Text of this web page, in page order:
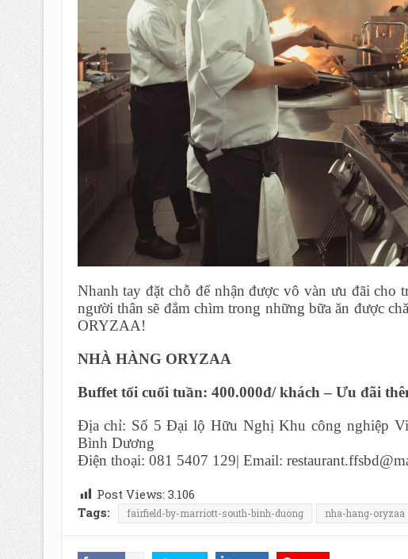
Nhanh tay đặt chỗ để nhận được vô vàn ưu đãi cho
người thân sẽ đắm chìm trong những bữa ăn được
ORYZAA!
NHÀ HÀNG ORYZAA
Buffet tối cuối tuần: 400.000đ/ khách – Ưu đãi
Địa chỉ: Số 5 Đại lộ Hữu Nghị Khu công nghiệp
Bình Dương
Điện thoại: 081 5407 129| Email:
Post Views: 3.106
Tags:
fairfield-by-marriott-south-binh-duong nha-hang-oryzaa